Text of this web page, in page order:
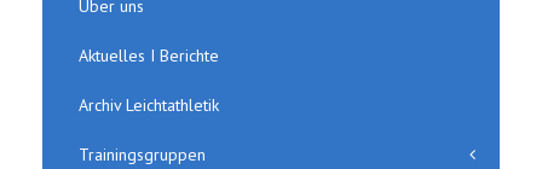
Über uns
Aktuelles I Berichte
Archiv Leichtathletik
Trainingsgruppen